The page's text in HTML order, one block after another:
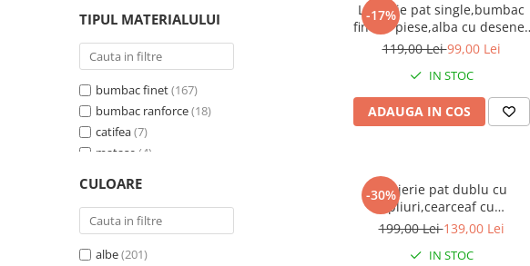
TIPUL MATERIALULUI
bumbac finet(167)
bumbac ranforce(18)
catifea(7)
matase (4)
damasc satinat
CULOARE
albe(201)
-17%
Lenjerie pat single,bumbac
finet,4 piese,alba cu desene-
A753
119,00 Lei99,00 Lei
IN STOC
ADAUGA IN COS
-30%
Lenjerie pat dublu cu
pliuri,cearceaf cu
elastic,bumbac finet,6
199,00 Lei139,00 Lei
IN STOC